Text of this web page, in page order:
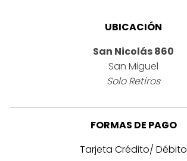
UBICACIÓN
San Nicolás 860
San Miguel
Solo Retiros
FORMAS DE PAGO
Tarjeta Crédito/ Débito